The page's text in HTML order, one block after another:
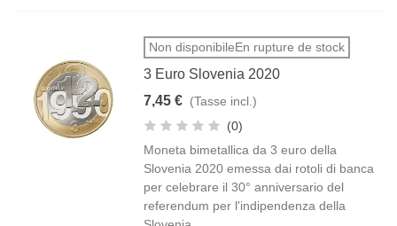
Non disponibileEn rupture de stock
3 Euro Slovenia 2020
7,45 € (Tasse incl.)
(0)
Moneta bimetallica da 3 euro della
Slovenia 2020 emessa dai rotoli di banca
per celebrare il 30° anniversario del
referendum per l'indipendenza della